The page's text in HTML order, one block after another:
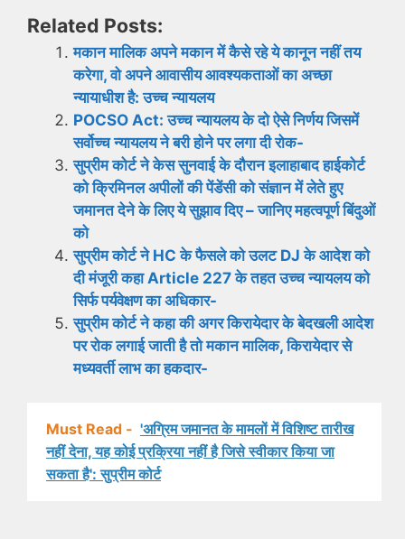
Related Posts:
मकान मालिक अपने मकान में कैसे रहे ये कानून नहीं तय
करेगा, वो अपने आवासीय आवश्यकताओं का अच्छा
न्यायाधीश है: उच्च न्यायलय
POCSO Act: उच्च न्यायलय के दो ऐसे निर्णय जिसमें
सर्वोच्च न्यायलय ने बरी होने पर लगा दी रोक-
सुप्रीम कोर्ट ने केस सुनवाई के दौरान इलाहाबाद हाईकोर्ट
को क्रिमिनल अपीलों की पेंडेंसी को संज्ञान में लेते हुए
जमानत देने के लिए ये सुझाव दिए – जानिए महत्वपूर्ण बिंदुओं
को
सुप्रीम कोर्ट ने HC के फैसले को उलट DJ के आदेश को
दी मंजूरी कहा Article 227 के तहत उच्च न्यायलय को
सिर्फ पर्यवेक्षण का अधिकार-
सुप्रीम कोर्ट ने कहा की अगर किरायेदार के बेदखली आदेश
पर रोक लगाई जाती है तो मकान मालिक, किरायेदार से
मध्यवर्ती लाभ का हकदार-
Must Read - 'अग्रिम जमानत के मामलों में विशिष्ट तारीख
नहीं देना, यह कोई प्रक्रिया नहीं है जिसे स्वीकार किया जा
सकता है': सुप्रीम कोर्ट